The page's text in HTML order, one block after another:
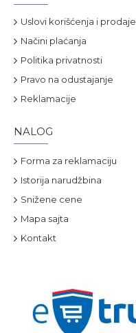
Uslovi korišćenja i prodaje
Načini plaćanja
Politika privatnosti
Pravo na odustajanje
Reklamacije
NALOG
Forma za reklamaciju
Istorija narudžbina
Snižene cene
Mapa sajta
Kontakt